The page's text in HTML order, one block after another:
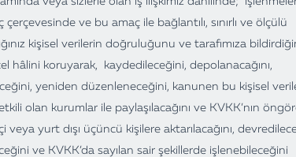
ve bu amaç ile bağlantılı, sınırlı ve ölçülü
kişisel verilerin doğruluğunu ve tarafımıza
hâlini koruyarak, kaydedileceğini, depolanacağını,
yeniden düzenleneceğini, kanunen bu kişisel
olan kurumlar ile paylaşılacağını ve KVKK’nın
veya yurt dışı üçüncü kişilere aktarılacağını,
ve KVKK’da sayılan sair şekillerde işlenebileceğini